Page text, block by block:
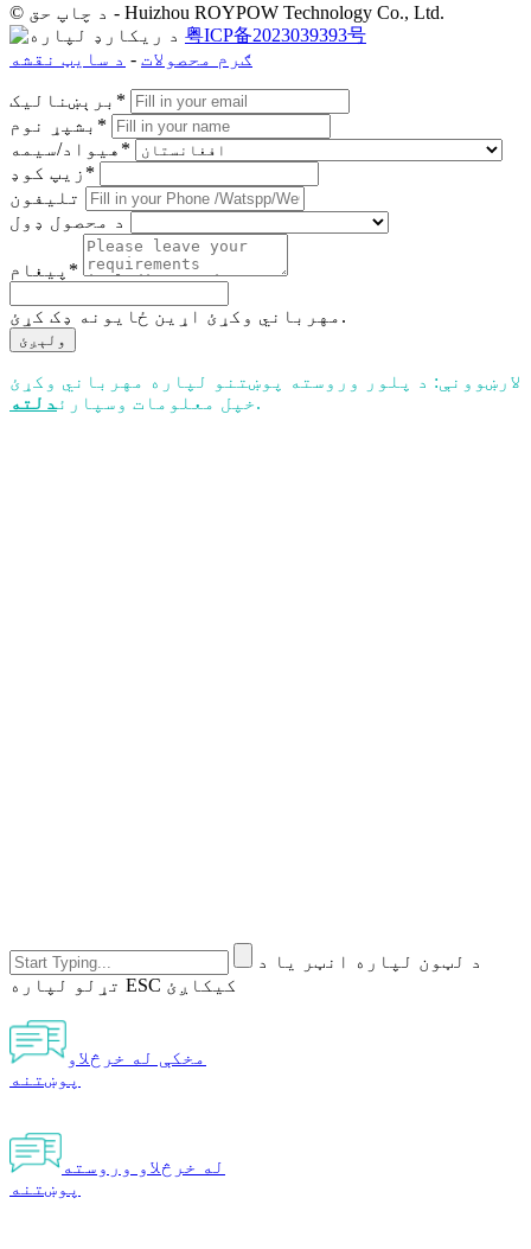
© د چاپ حق - Huizhou ROYPOW Technology Co., Ltd.
粤ICP备2023039393号
ګرم محصولات - د سایټ نقشه
برېښنالیک*
بشپړ نوم*
هیواد/سیمه*
زیپ کوډ*
تلیفون
د محصول ډول
پیغام*
مهرباني وکړئ اړین ځایونه ډک کړئ.
ولېږئ
لارښوونې: د پلور وروسته پوښتنو لپاره مهرباني وکړئ
خپل معلومات وسپارئدلته .
د لټون لپاره انټر یا د
تړلو لپاره ESC کیکاږئ
مخکې له خرڅلاو
پوښتنه
له خرڅلاو وروسته
پوښتنه